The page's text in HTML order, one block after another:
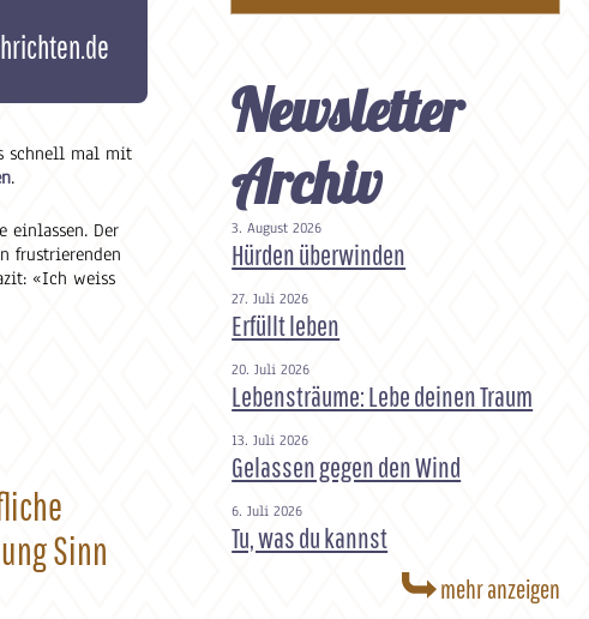
schnell mal mit
.
einlassen. Der
frustrierenden
«Ich weiss
Sinn
Newsletter
Archiv
3. August 2026
Hürden überwinden
27. Juli 2026
Erfüllt leben
20. Juli 2026
Lebensträume: Lebe deinen Traum
13. Juli 2026
Gelassen gegen den Wind
6. Juli 2026
Tu, was du kannst
mehr anzeigen